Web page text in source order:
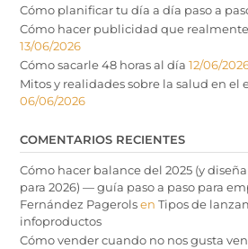
Cómo planificar tu día a día paso a
Cómo hacer publicidad que
13/06/2026
Cómo sacarle 48 horas al día 12/06/
Mitos y realidades sobre la salud en
06/06/2026
COMENTARIOS RECIENTES
Cómo hacer balance del 2025 (y
para 2026) — guía paso a paso para
Fernández Pagerolsen Tipos de
infoproductos
Cómo vender cuando no nos gusta